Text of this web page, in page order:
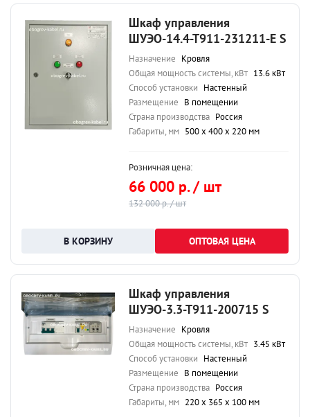
Шкаф управления
ШУЭО-14.4-Т911-231211-Е S
Назначение Кровля
Общая мощность системы, кВт 13.6 кВт
Способ установки Настенный
Размещение В помещении
Страна производства Россия
Габариты, мм 500 х 400 х 220 мм
Розничная цена:
66 000 р. / шт
132 000 р. / шт
ОПТОВАЯ ЦЕНА
Шкаф управления
ШУЭО-3.3-Т911-200715 S
Назначение Кровля
Общая мощность системы, кВт 3.45 кВт
Способ установки Настенный
Размещение В помещении
Страна производства Россия
Габариты, мм 220 х 365 х 100 мм